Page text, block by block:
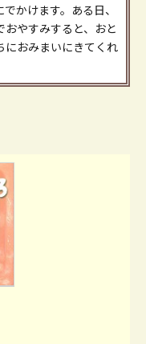
かけます。ある日、
やすみすると、おと
におみまいにきてくれ